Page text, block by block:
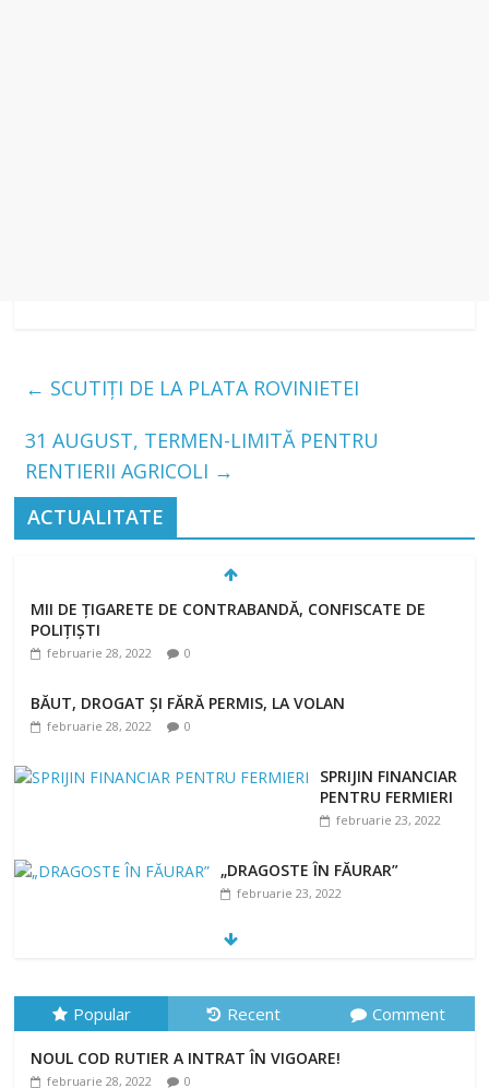
← SCUTIŢI DE LA PLATA ROVINIETEI
31 AUGUST, TERMEN-LIMITĂ PENTRU
RENTIERII AGRICOLI →
ACTUALITATE
MII DE ȚIGARETE DE CONTRABANDĂ, CONFISCATE DE
POLIȚIȘTI
februarie 28, 2022 0
BĂUT, DROGAT ȘI FĂRĂ PERMIS, LA VOLAN
februarie 28, 2022 0
SPRIJIN FINANCIAR
PENTRU FERMIERI
februarie 23, 2022
„DRAGOSTE ÎN FĂURAR”
februarie 23, 2022
NOUL COD RUTIER A INTRAT ÎN VIGOARE!
Popular Recent Comment
NOUL COD RUTIER A INTRAT ÎN VIGOARE!
februarie 28, 2022 0